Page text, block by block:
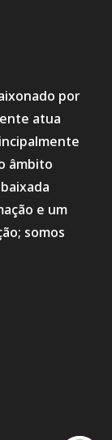
por
atua
âmbito
e um
somos